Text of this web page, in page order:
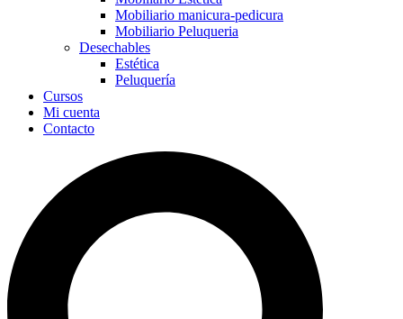
Mobiliario manicura-pedicura
Mobiliario Peluqueria
Desechables
Estética
Peluquería
Cursos
Mi cuenta
Contacto